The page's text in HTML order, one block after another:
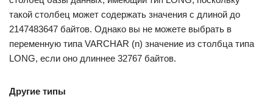
такой столбец может содержать значения с длиной до
2147483647 байтов. Однако вы не можете выбрать в
переменную типа VARCHAR (n) значение из столбца типа
LONG, если оно длиннее 32767 байтов.
Другие типы